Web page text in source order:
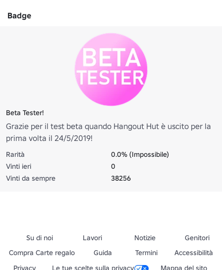
Badge
Beta Tester!
Grazie per il test beta quando Hangout Hut è uscito per la
prima volta il 24/5/2019!
Rarità
0.0% (Impossibile)
Vinti ieri
0
Vinti da sempre
38256
Su di noi Lavori Notizie
Genitori
Compra Carte regalo
Guida Termini
Accessibilità
Privacy
Le tue scelte sulla privacy Mappa del sito